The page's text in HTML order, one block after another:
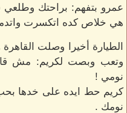
عمرو بتفهم: براحتك
هي خلاص كده اتكسرت
الطيارة أخيرا وصلت
وتعب وبصت لكريم: مش
نومي !
كريم حط ايده على خدها
نومك .